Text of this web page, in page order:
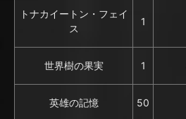
トナカイートン・フェイ
ス
1
世界樹の果実 1
英雄の記憶 50